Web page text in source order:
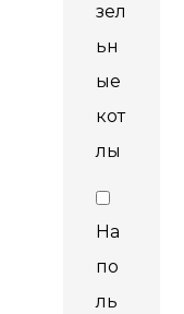
зел
ьн
ые
кот
лы
На
по
ль